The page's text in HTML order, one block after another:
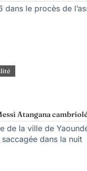
le procès de
Atangana
de la ville de
dans la nuit